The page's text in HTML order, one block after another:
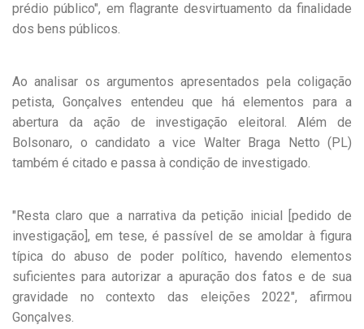
prédio público", em flagrante desvirtuamento da finalidade
dos bens públicos.
Ao analisar os argumentos apresentados pela coligação
petista, Gonçalves entendeu que há elementos para a
abertura da ação de investigação eleitoral. Além de
Bolsonaro, o candidato a vice Walter Braga Netto (PL)
também é citado e passa à condição de investigado.
"Resta claro que a narrativa da petição inicial [pedido de
investigação], em tese, é passível de se amoldar à figura
típica do abuso de poder político, havendo elementos
suficientes para autorizar a apuração dos fatos e de sua
gravidade no contexto das eleições 2022", afirmou
Gonçalves.